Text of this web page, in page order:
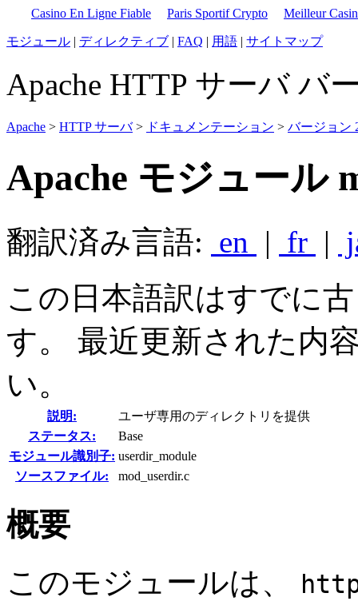
Casino En Ligne Fiable Paris Sportif Crypto Meilleur
モジュール | ディレクティブ | FAQ | 用語 | サイトマップ
Apache HTTP サーバ バ
Apache > HTTP サーバ> ドキュメンテーション > バージョン
Apache モジュール
翻訳済み言語: en | fr |
この日本語訳はすでに
す。 最近更新された内
い。
説明:
ユーザ専用のディレクトリを提供
ステータス:
Base
モジュール識別子: userdir_module
ソースファイル:
mod_userdir.c
概要
このモジュールは、